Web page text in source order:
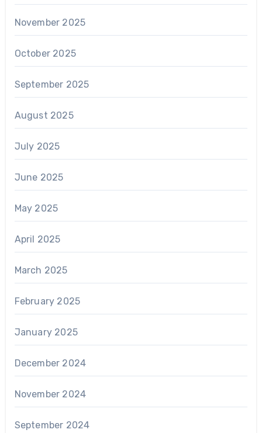
November 2025
October 2025
September 2025
August 2025
July 2025
June 2025
May 2025
April 2025
March 2025
February 2025
January 2025
December 2024
November 2024
September 2024